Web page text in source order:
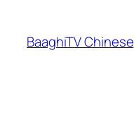
content
BaaghiTV Chinese